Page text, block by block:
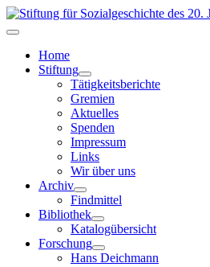
Home
Stiftung
Tätigkeitsberichte
Gremien
Aktuelles
Spenden
Impressum
Links
Wir über uns
Archiv
Findmittel
Bibliothek
Katalogübersicht
Forschung
Hans Deichmann